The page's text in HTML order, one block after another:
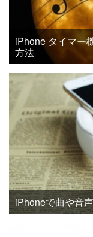
iPhone タイマー
方法
iPhoneで曲や音